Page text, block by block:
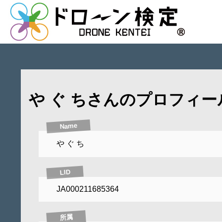
や ぐ ちさんのプロフィー
Name
や ぐ ち
LID
JA000211685364
所属